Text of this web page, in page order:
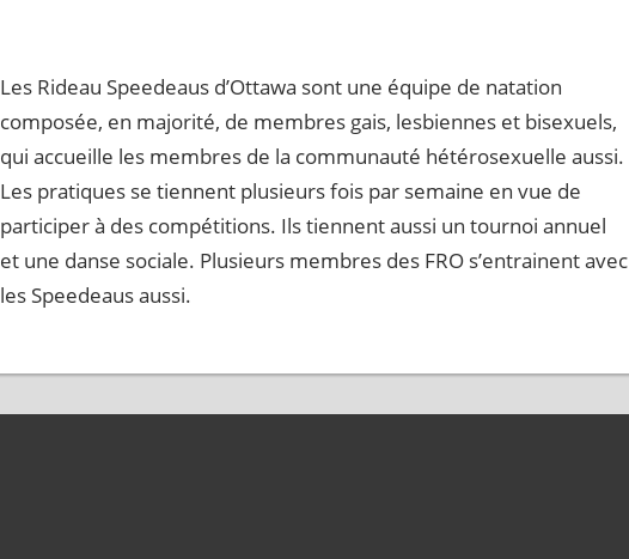
Les Rideau Speedeaus d’Ottawa sont une équipe de natation
composée, en majorité, de membres gais, lesbiennes et bisexuels,
qui accueille les membres de la communauté hétérosexuelle aussi.
Les pratiques se tiennent plusieurs fois par semaine en vue de
participer à des compétitions. Ils tiennent aussi un tournoi annuel
et une danse sociale. Plusieurs membres des FRO s’entrainent avec
les Speedeaus aussi.